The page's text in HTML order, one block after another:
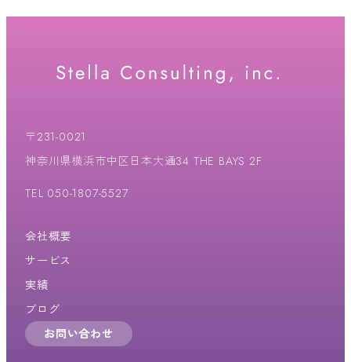
〒231-0021
神奈川県横浜市中区日本大通34 THE BAYS 2F
TEL 050-1807-5527
会社概要
サービス
実績
ブログ
お問い合わせ